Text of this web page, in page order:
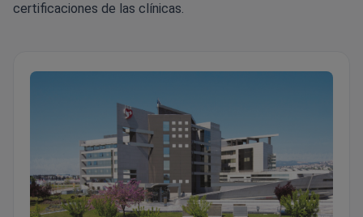
certificaciones de las clínicas.